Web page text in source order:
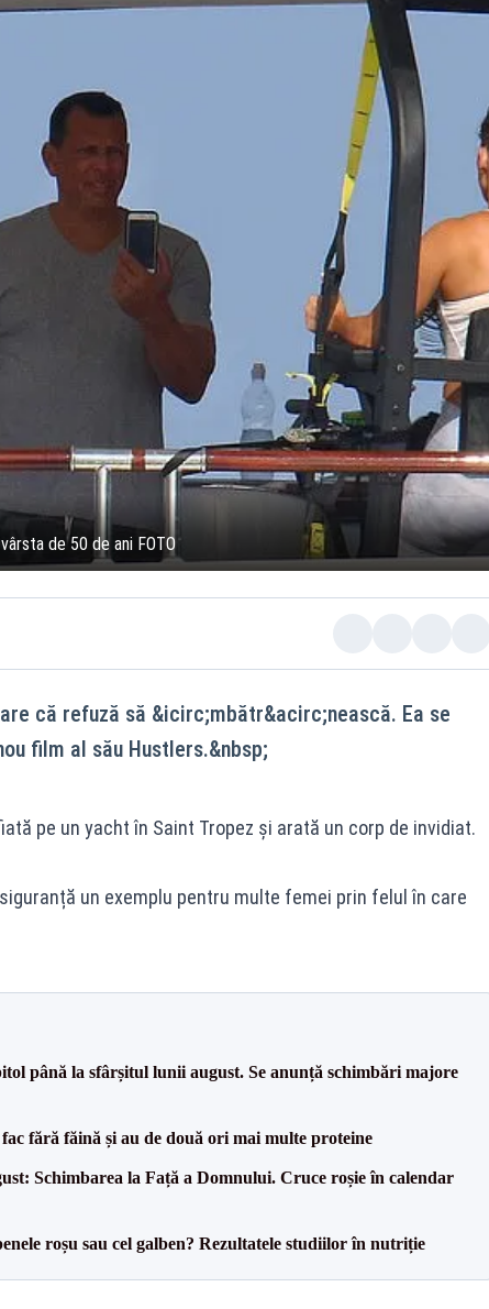
de 50 de ani FOTO
că refuză să &icirc;mbătr&acirc;nească. Ea se
film al său Hustlers.&nbsp;
pe un yacht în Saint Tropez și arată un corp de invidiat.
un exemplu pentru multe femei prin felul în care
până la sfârșitul lunii august. Se anunță schimbări majore
fără făină și au de două ori mai multe proteine
Schimbarea la Față a Domnului. Cruce roșie în calendar
roșu sau cel galben? Rezultatele studiilor în nutriție